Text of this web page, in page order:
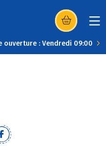
(s’ouvre dans
ouverture : Vendredi 09:00